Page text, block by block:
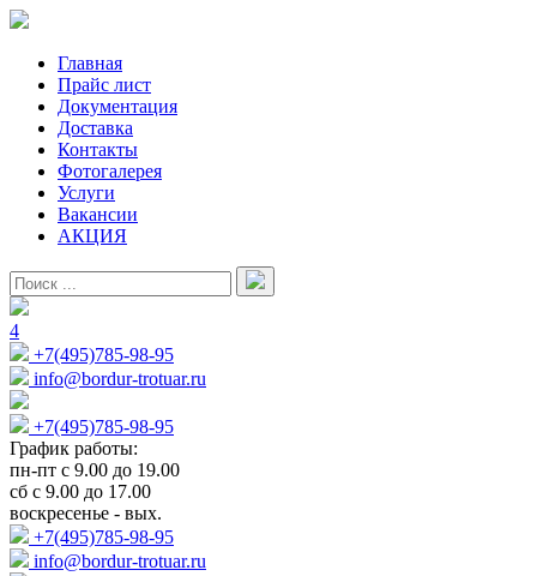
Главная
Прайс лист
Документация
Доставка
Контакты
Фотогалерея
Услуги
Вакансии
АКЦИЯ
4
+7(495)785-98-95
info@bordur-trotuar.ru
+7(495)785-98-95
График работы:
пн-пт с 9.00 до 19.00
сб с 9.00 до 17.00
воскресенье - вых.
+7(495)785-98-95
info@bordur-trotuar.ru